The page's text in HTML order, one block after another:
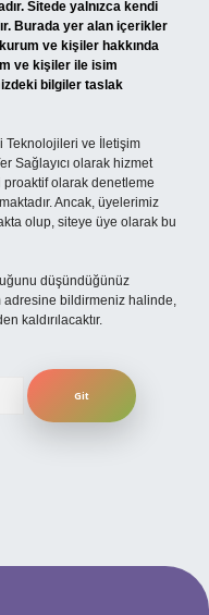
Sitede yalnızca kendi
Burada yer alan içerikler
ve kişiler hakkında
ve kişiler ile isim
bilgiler taslak
Teknolojileri ve İletişim
Sağlayıcı olarak hizmet
olarak denetleme
Ancak, üyelerimiz
olup, siteye üye olarak bu
düşündüğünüz
adresine bildirmeniz halinde,
kaldırılacaktır.